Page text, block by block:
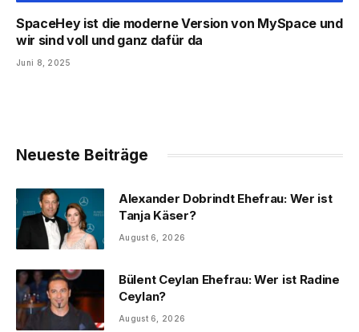
SpaceHey ist die moderne Version von MySpace und
wir sind voll und ganz dafür da
Juni 8, 2025
Neueste Beiträge
Alexander Dobrindt Ehefrau: Wer ist
Tanja Käser?
August 6, 2026
Bülent Ceylan Ehefrau: Wer ist Radine
Ceylan?
August 6, 2026